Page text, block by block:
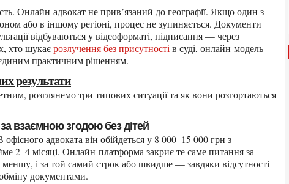
або в іншому регіоні, процес не зупиняється. Документи
відбуваються у відеоформаті, підписання — через
хто шукаєрозлучення без присутності в суді, онлайн-модель
практичним рішенням.
результати
взаємною згодою без дітей
2–4 місяці. Онлайн-платформа закриє те саме питання за
меншу, і за той самий строк або швидше — завдяки відсутності
документами.